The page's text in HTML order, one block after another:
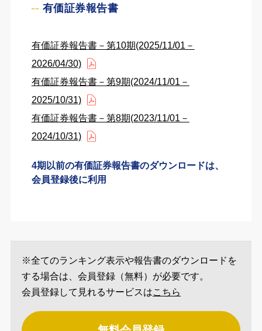
有価証券報告書
有価証券報告書－第10期(2025/11/01－
2026/04/30)
有価証券報告書－第9期(2024/11/01－
2025/10/31)
有価証券報告書－第8期(2023/11/01－
2024/10/31)
4期以前の有価証券報告書のダウンロードは、
会員登録後に利用
※全てのランキング表示や報告書のダウンロードを
する場合は、会員登録（無料）が必要です。
会員登録して見れるサービスはこちら